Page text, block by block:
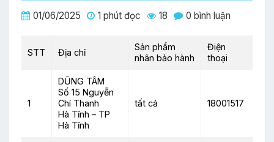
01/06/2025 1 phút đọc 18 0 bình luận
STT Địa chỉ
Sản phẩm
nhân bảo hành
Điện
thoại
1
DŨNG TÂM
Số 15 Nguyễn
Chí Thanh
Hà Tĩnh – TP
Hà Tĩnh
tất cả 18001517